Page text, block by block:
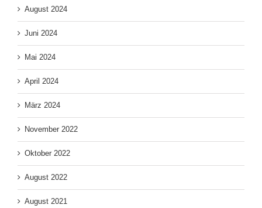
August 2024
Juni 2024
Mai 2024
April 2024
März 2024
November 2022
Oktober 2022
August 2022
August 2021